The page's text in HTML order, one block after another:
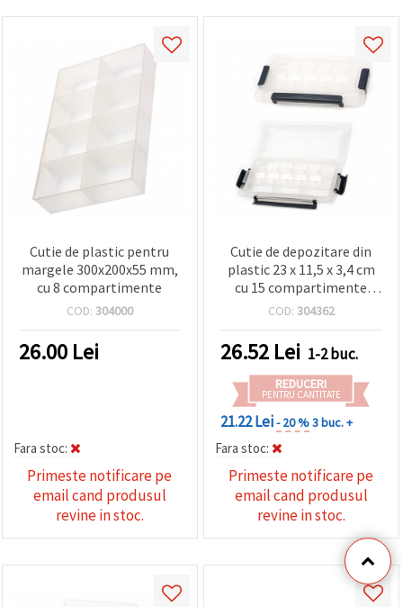
Cutie de plastic pentru
margele 300x200x55 mm,
cu 8 compartimente
COD: 304000
26.00 Lei
Fara stoc:
Primeste notificare pe
email cand produsul
revine in stoc.
Cutie de depozitare din
plastic 23 x 11,5 x 3,4 cm
cu 15 compartimente
reglabile pentru mărgele
COD: 304362
26.52 Lei 1-2 buc.
REDUCERI
PENTRU CANTITATE
21.22 Lei- 20 %3 buc. +
Fara stoc:
Primeste notificare pe
email cand produsul
revine in stoc.